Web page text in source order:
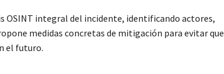
OSINT integral del incidente, identificando actores,
medidas concretas de mitigación para evitar que
el futuro.